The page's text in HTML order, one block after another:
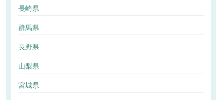
長崎県
群馬県
長野県
山梨県
宮城県